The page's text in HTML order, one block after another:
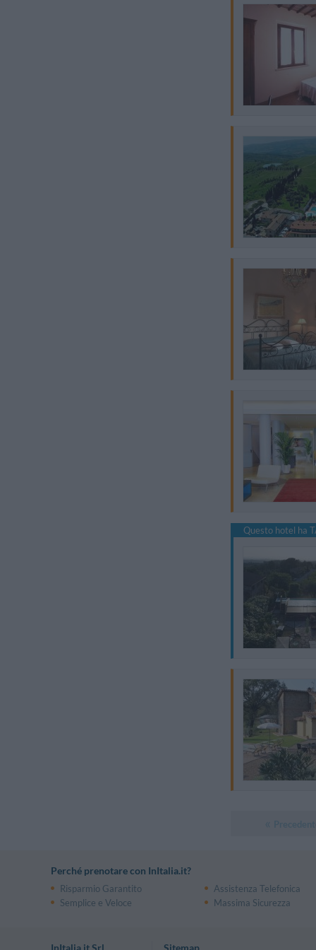
Questo hotel ha
Perché prenotare con InItalia.it?
Risparmio Garantito Assistenza Telefonica
Semplice e Veloce
Massima Sicurezza
InItalia.it Srl Sitemap